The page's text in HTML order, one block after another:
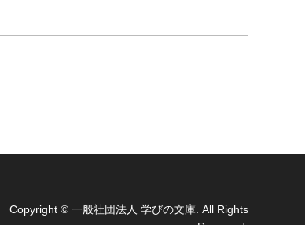
Copyright © 一般社団法人 学びの文庫. All Rights